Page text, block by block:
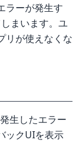
ラーが発生す
まいます。ユ
リが使えなくな
生したエラー
ックUIを表示